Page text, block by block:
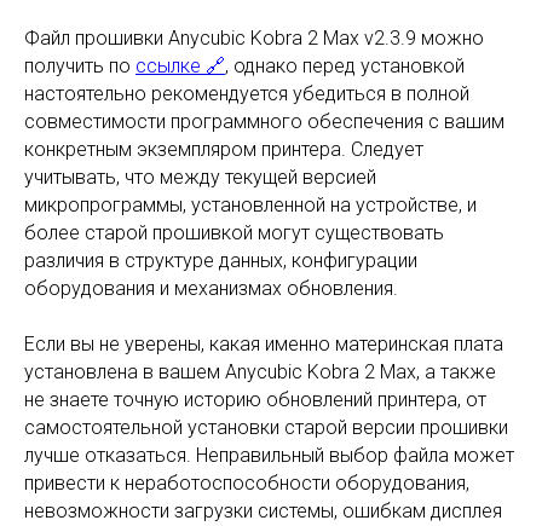
Файл прошивки Anycubic Kobra 2 Max v2.3.9 можно
получить по ссылке 🔗, однако перед установкой
настоятельно рекомендуется убедиться в полной
совместимости программного обеспечения с вашим
конкретным экземпляром принтера. Следует
учитывать, что между текущей версией
микропрограммы, установленной на устройстве, и
более старой прошивкой могут существовать
различия в структуре данных, конфигурации
оборудования и механизмах обновления.
Если вы не уверены, какая именно материнская плата
установлена в вашем Anycubic Kobra 2 Max, а также
не знаете точную историю обновлений принтера, от
самостоятельной установки старой версии прошивки
лучше отказаться. Неправильный выбор файла может
привести к неработоспособности оборудования,
невозможности загрузки системы, ошибкам дисплея